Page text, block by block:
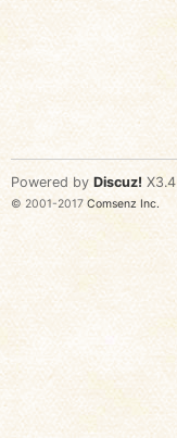
Powered by Discuz! X3.4
© 2001-2017 Comsenz Inc.